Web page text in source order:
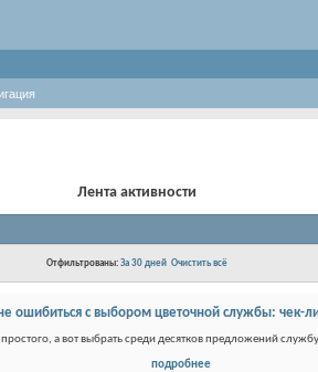
Лента активности
Отфильтрованы: За 30 дней Очистить всё
ошибиться с выбором цветочной службы: чек-
а вот выбрать среди десятков предложений
подробнее